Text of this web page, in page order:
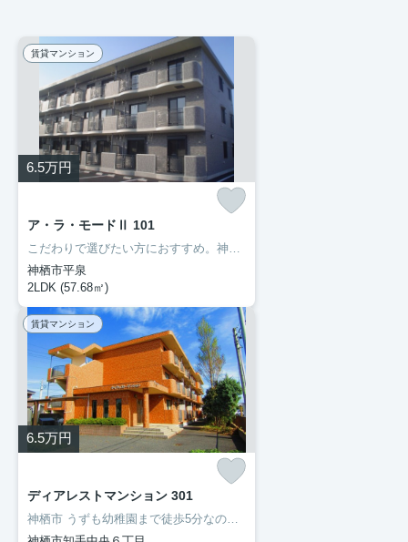
賃貸マンション
6.5万円
ア・ラ・モードⅡ 101
こだわりで選びたい方におすすめ。神栖市エリアで住まいをお探しなら「ア・ラ・モードⅡ」。室内設備はBS・エアコン・ネット使用料不要など充実した設備を備え付けています。初期費用をカードでお支払いいただけるので、カードで決済したい方にもおすすめです。住まいを探すにあたって、神栖市へお引っ越しを検討しているのであれば、豊成管理システムにお任せください。
神栖市平泉
2LDK (57.68㎡)
賃貸マンション
6.5万円
ディアレストマンション 301
神栖市 うずも幼稚園まで徒歩5分なので、送り迎えも楽です。ネットの回線を導入しています、パソコンが使えて暮らしに嬉しい。転居先に住み心地も良いこちらの賃貸物件。充実した新生活を過ごしましょう。豊成管理システムは長年、神栖市を中心にお部屋探しをサポートして参りましたので、お部屋探しには自信があります。